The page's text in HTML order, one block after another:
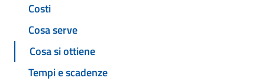
Costi
Cosa serve
Cosa si ottiene
Tempi e scadenze